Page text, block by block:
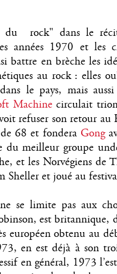
du
rock" dans le
années 1970 et les
battre en brèche les
au rock : elles
le pays, mais
Machinecirculait
refuser son retour au
68 et fondera Gong
du meilleur groupe
et les Norvégiens de
Sheller et joué au
se limite pas aux
est britannique,
européen obtenu au
en est déjà à son
en général, 1973